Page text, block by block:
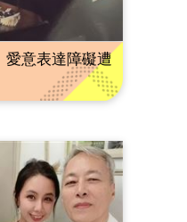
意表達障礙遭